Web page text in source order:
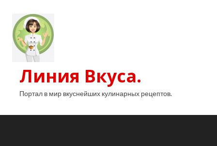
Линия Вкуса.
Портал в мир вкуснейших кулинарных рецептов.